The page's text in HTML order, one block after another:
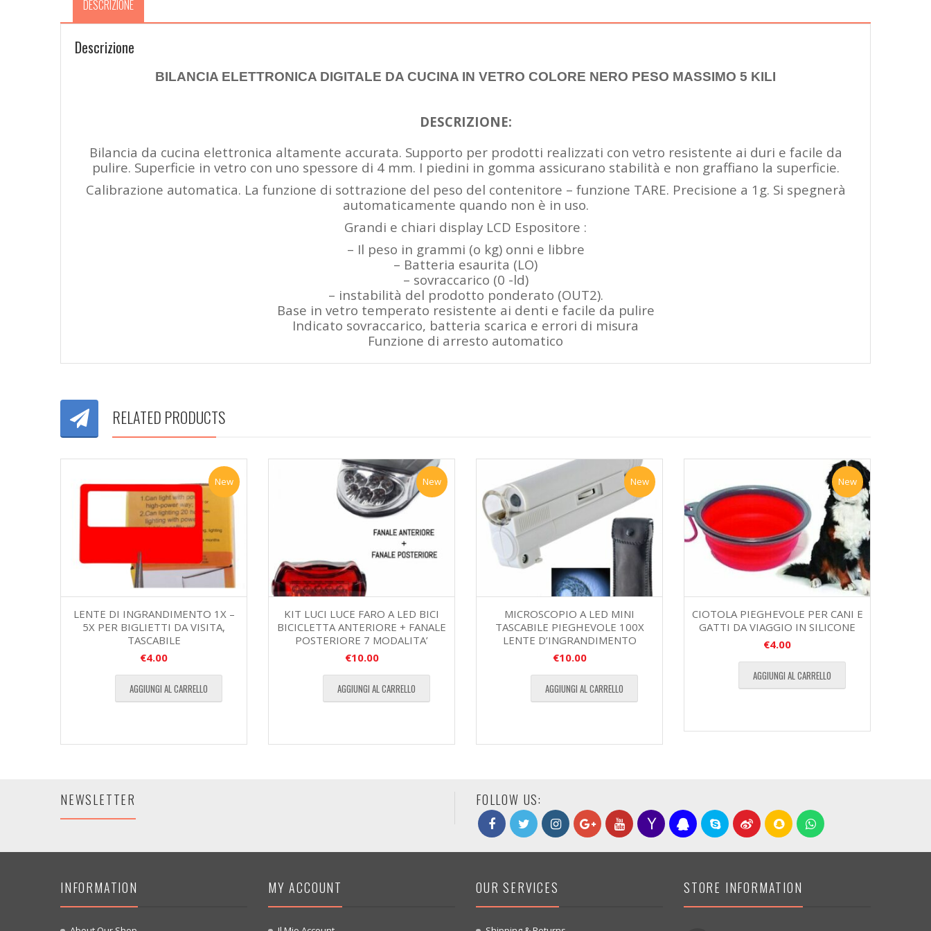
DESCRIZIONE
Descrizione
BILANCIA ELETTRONICA DIGITALE DA CUCINA IN VETRO COLORE NERO PESO MASSIMO 5 KILI
DESCRIZIONE:
Bilancia da cucina elettronica altamente accurata. Supporto per prodotti realizzati con vetro resistente ai duri e facile da
pulire. Superficie in vetro con uno spessore di 4 mm. I piedini in gomma assicurano stabilità e non graffiano la superficie.
Calibrazione automatica. La funzione di sottrazione del peso del contenitore – funzione TARE. Precisione a 1g. Si spegnerà
automaticamente quando non è in uso.
Grandi e chiari display LCD Espositore :
– Il peso in grammi (o kg) onni e libbre
– Batteria esaurita (LO)
– sovraccarico (0 -ld)
– instabilità del prodotto ponderato (OUT2).
Base in vetro temperato resistente ai denti e facile da pulire
Indicato sovraccarico, batteria scarica e errori di misura
Funzione di arresto automatico
RELATED PRODUCTS
New
LENTE DI INGRANDIMENTO 1X –
5X PER BIGLIETTI DA VISITA,
TASCABILE
€4.00
AGGIUNGI AL CARRELLO
New
KIT LUCI LUCE FARO A LED BICI
BICICLETTA ANTERIORE + FANALE
POSTERIORE 7 MODALITA’
€10.00
AGGIUNGI AL CARRELLO
New
MICROSCOPIO A LED MINI
TASCABILE PIEGHEVOLE 100X
LENTE D’INGRANDIMENTO
€10.00
AGGIUNGI AL CARRELLO
New
CIOTOLA PIEGHEVOLE PER CANI E
GATTI DA VIAGGIO IN SILICONE
€4.00
AGGIUNGI AL CARRELLO
NEWSLETTER FOLLOW US:
INFORMATION MY ACCOUNT OUR SERVICES STORE INFORMATION